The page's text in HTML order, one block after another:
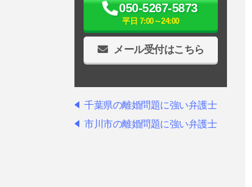
050-5267-5873
平日 7:00～24:00
メール受付はこちら
千葉県の離婚問題に強い弁護士
市川市の離婚問題に強い弁護士